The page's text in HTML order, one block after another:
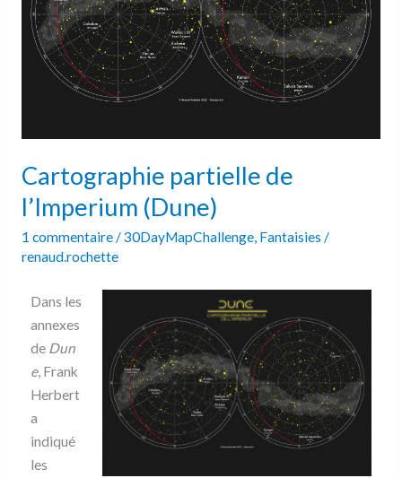
Cartographie partielle de
l’Imperium (Dune)
1 commentaire/30DayMapChallenge, Fantaisies /
renaud.rochette
Dans les
annexes
de Dun
e, Frank
Herbert
a
indiqué
les